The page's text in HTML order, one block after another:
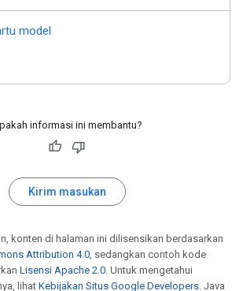
model
informasi ini membantu?
Kirim masukan
konten di halaman ini dilisensikan berdasarkan
Attribution 4.0, sedangkan contoh kode
Lisensi Apache 2.0. Untuk mengetahui
lihat Kebijakan Situs Google Developers. Java